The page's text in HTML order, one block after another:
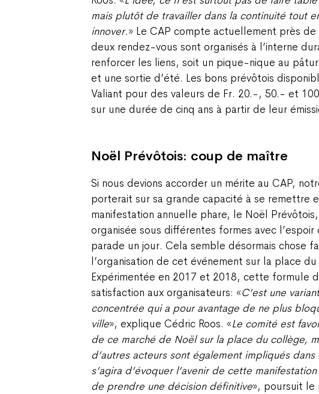
mais plutôt de travailler dans la continuité tout
innover.» Le CAP compte actuellement près
deux rendez-vous sont organisés à l’interne
renforcer les liens, soit un pique-nique au
et une sortie d’été. Les bons prévôtois
Valiant pour des valeurs de Fr. 20.-, 50.- et
sur une durée de cinq ans à partir de leur
Noël Prévôtois: coup de maître
Si nous devions accorder un mérite au CAP,
porterait sur sa grande capacité à se remettre
manifestation annuelle phare, le Noël
organisée sous différentes formes avec
parade un jour. Cela semble désormais chose
l’organisation de cet événement sur la place
Expérimentée en 2017 et 2018, cette formule
satisfaction aux organisateurs: «C’est une
concentrée qui a pour avantage de ne plus
ville», explique Cédric Roos. «Le comité est
de ce marché de Noël sur la place du collège,
d’autres acteurs sont également impliqués
s’agira d’évoquer l’avenir de cette
de prendre une décision définitive», poursuit le